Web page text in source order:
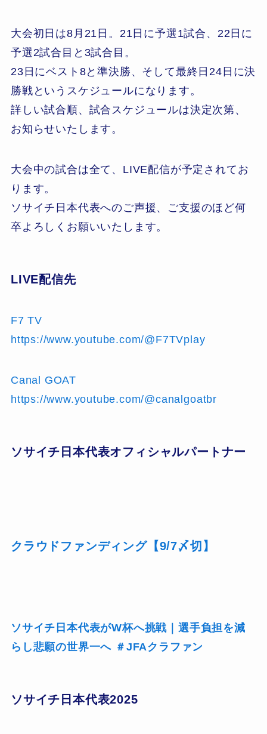
大会初日は8月21日。21日に予選1試合、22日に
予選2試合目と3試合目。
23日にベスト8と準決勝、そして最終日24日に決
勝戦というスケジュールになります。
詳しい試合順、試合スケジュールは決定次第、
お知らせいたします。
大会中の試合は全て、LIVE配信が予定されてお
ります。
ソサイチ日本代表へのご声援、ご支援のほど何
卒よろしくお願いいたします。
LIVE配信先
F7 TV
https://www.youtube.com/@F7TVplay
Canal GOAT
https://www.youtube.com/@canalgoatbr
ソサイチ日本代表オフィシャルパートナー
クラウドファンディング【9/7〆切】
ソサイチ日本代表がW杯へ挑戦｜選手負担を減
らし悲願の世界一へ ＃JFAクラファン
ソサイチ日本代表2025